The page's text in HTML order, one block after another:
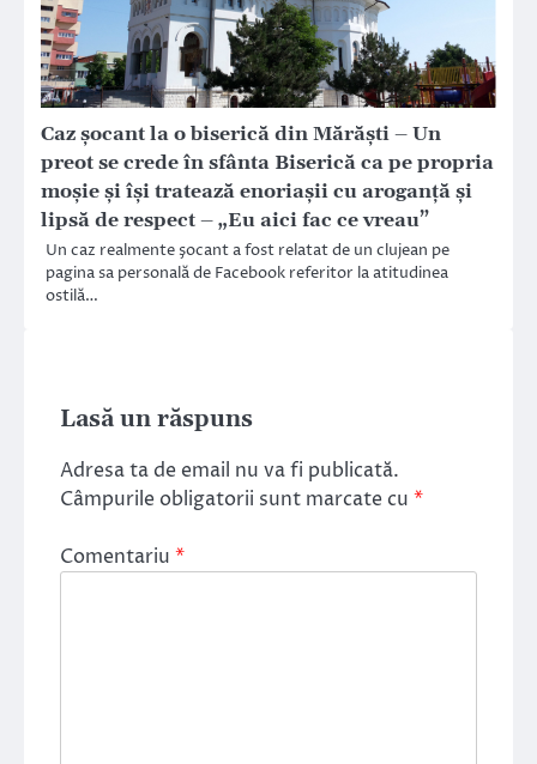
Caz şocant la o biserică din Mărăşti – Un
preot se crede în sfânta Biserică ca pe propria
moşie şi îşi tratează enoriaşii cu aroganţă şi
lipsă de respect – „Eu aici fac ce vreau”
Un caz realmente şocant a fost relatat de un clujean pe
pagina sa personală de Facebook referitor la atitudinea
ostilă…
Lasă un răspuns
Adresa ta de email nu va fi publicată.
Câmpurile obligatorii sunt marcate cu *
Comentariu *